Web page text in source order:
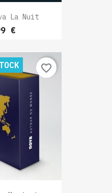
La Nuit
€
favorite_border